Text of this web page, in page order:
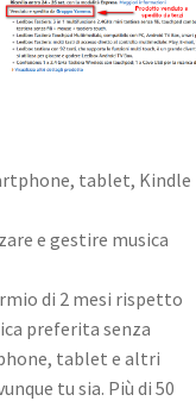
tablet, Kindle
e gestire musica
di 2 mesi rispetto
preferita senza
tablet e altri
tu sia. Più di 50